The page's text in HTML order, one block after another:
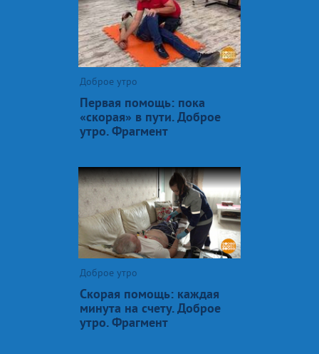
Доброе утро
Первая помощь: пока
«скорая» в пути. Доброе
утро. Фрагмент
Доброе утро
Скорая помощь: каждая
минута на счету. Доброе
утро. Фрагмент